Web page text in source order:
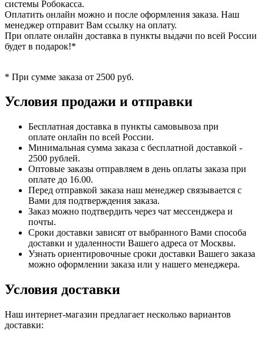
системы Робокасса.
Оплатить онлайн можно и после оформления заказа. Наш
менеджер отправит Вам ссылку на оплату.
При оплате онлайн доставка в пункты выдачи по всей России
будет в подарок!*
* При сумме заказа от 2500 руб.
Условия продажи и отправки
Бесплатная доставка в пункты самовывоза при
оплате онлайн по всей России.
Минимальная сумма заказа с бесплатной доставкой -
2500 рублей.
Оптовые заказы отправляем в день оплаты заказа при
оплате до 16.00.
Перед отправкой заказа наш менеджер связывается с
Вами для подтверждения заказа.
Заказ можно подтвердить через чат мессенджера и
почты.
Сроки доставки зависят от выбранного Вами способа
доставки и удаленности Вашего адреса от Москвы.
Узнать ориентировочные сроки доставки Вашего заказа
можно оформлении заказа или у нашего менеджера.
Условия доставки
Наш интернет-магазин предлагает несколько вариантов
доставки: